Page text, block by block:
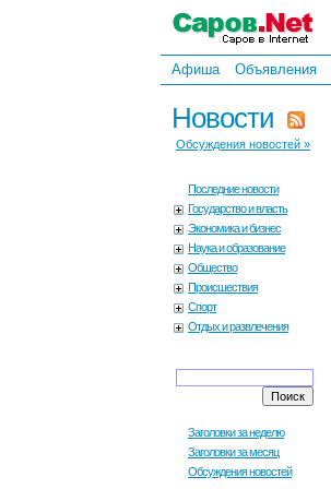
Афиша Объявления
Новости
Обсуждения новостей »
Последние новости
Государство и власть
Экономика и бизнес
Наука и образование
Общество
Происшествия
Спорт
Отдых и развлечения
Заголовки за неделю
Заголовки за месяц
Обсуждения новостей